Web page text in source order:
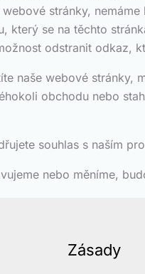
stránky,
který se na těchto
odstranit odkaz,
naše webové
obchodu nebo
souhlas s naším
nebo měníme,
Zásady